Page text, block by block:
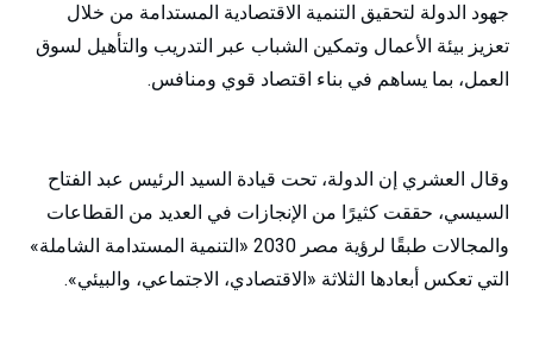
جهود الدولة لتحقيق التنمية الاقتصادية المستدامة من خلال
تعزيز بيئة الأعمال وتمكين الشباب عبر التدريب والتأهيل لسوق
العمل، بما يساهم في بناء اقتصاد قوي ومنافس.
وقال العشري إن الدولة، تحت قيادة السيد الرئيس عبد الفتاح
السيسي، حققت كثيرًا من الإنجازات في العديد من القطاعات
والمجالات طبقًا لرؤية مصر 2030 «التنمية المستدامة الشاملة»
التي تعكس أبعادها الثلاثة «الاقتصادي، الاجتماعي، والبيئي».